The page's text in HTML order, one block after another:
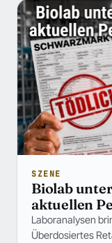
SZENE
Biolab
aktuellen
Laboranalysen
Überdosiertes